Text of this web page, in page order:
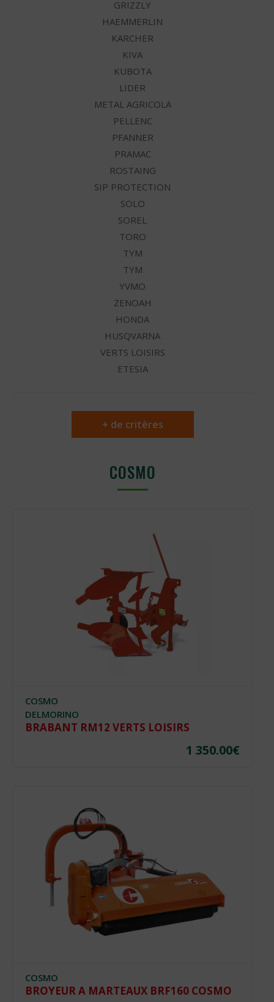
GRIZZLY
HAEMMERLIN
KARCHER
KIVA
KUBOTA
LIDER
METAL AGRICOLA
PELLENC
PFANNER
PRAMAC
ROSTAING
SIP PROTECTION
SOLO
SOREL
TORO
TYM
TYM
YVMO
ZENOAH
HONDA
HUSQVARNA
VERTS LOISIRS
ETESIA
+ de critères
COSMO
COSMO
DELMORINO
BRABANT RM12 VERTS LOISIRS
1 350.00€
COSMO
BROYEUR A MARTEAUX BRF160 COSMO